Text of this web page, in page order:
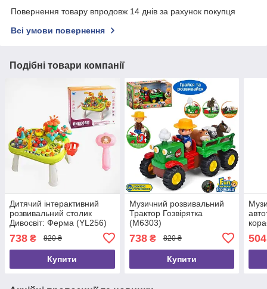
Повернення товару впродовж 14 днів за рахунок покупця
Всі умови повернення
Подібні товари компанії
Дитячий інтерактивний
розвивальний столик
Дивосвіт: Ферма (YL256)
738 ₴ 820 ₴
Купити
Музичний розвивальний
Трактор Гозвірятка
(M6303)
738₴ 820 ₴
Купити
504